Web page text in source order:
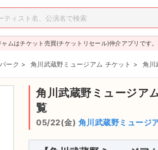
ャムはチケット売買(チケットリセール)仲介アプリです
ーク > 角川武蔵野ミュージアム チケット > 角川
角川武蔵野ミュージア
覧
05/22(金) 角川武蔵野ミュージ